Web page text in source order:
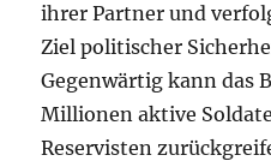
ihrer Partner und
Ziel politischer
Gegenwärtig kann das
Millionen aktive
Reservisten